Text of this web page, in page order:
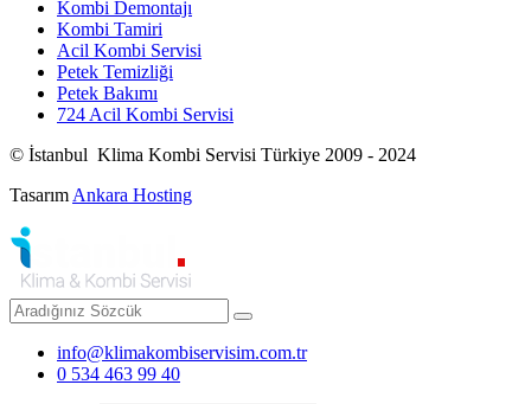
Kombi Demontajı
Kombi Tamiri
Acil Kombi Servisi
Petek Temizliği
Petek Bakımı
724 Acil Kombi Servisi
© İstanbul Klima Kombi Servisi Türkiye 2009 - 2024
TasarımAnkara Hosting
info@klimakombiservisim.com.tr
0 534 463 99 40